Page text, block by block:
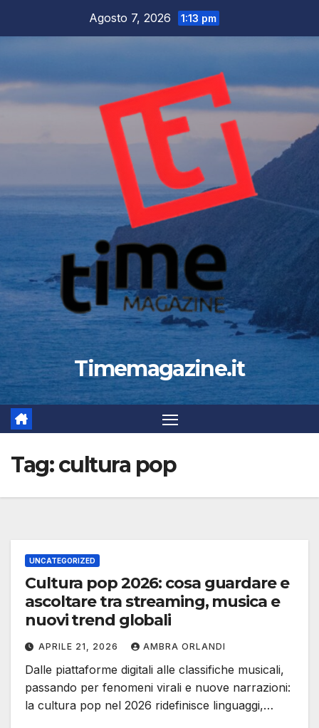
Agosto 7, 2026 1:13 pm
Timemagazine.it
Tag:cultura pop
UNCATEGORIZED
Cultura pop 2026: cosa guardare e
ascoltare tra streaming, musica e
nuovi trend globali
APRILE 21, 2026 AMBRA ORLANDI
Dalle piattaforme digitali alle classifiche musicali,
passando per fenomeni virali e nuove narrazioni:
la cultura pop nel 2026 ridefinisce linguaggi,…